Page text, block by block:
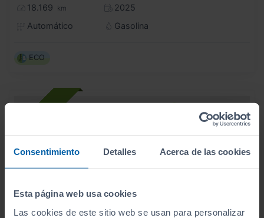
Consentimiento Detalles Acerca de las cookies
Esta página web usa cookies
Las cookies de este sitio web se usan para personalizar
18.169 km
2025
Automático
Gasolina
ECO